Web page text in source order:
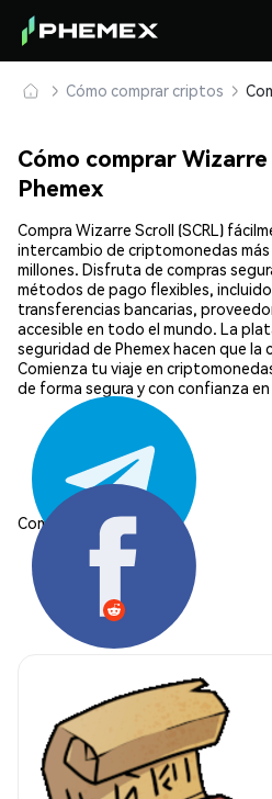
Cómo comprar criptos
Cómo comprar
Phemex
Compra Wizarre Scroll (SCRL)
intercambio de criptomonedas
millones. Disfruta de compras
métodos de pago flexibles,
transferencias bancarias,
accesible en todo el mundo. La
seguridad de Phemex hacen que la
Comienza tu viaje en
de forma segura y con confianza en
Compartir: